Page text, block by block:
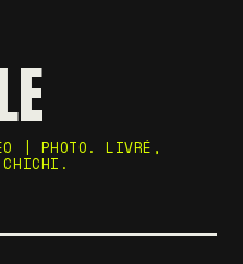
| PHOTO. LIVRÉ,